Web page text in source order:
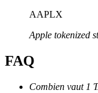
AAPLX
Apple tokenized
FAQ
Combien vaut 1